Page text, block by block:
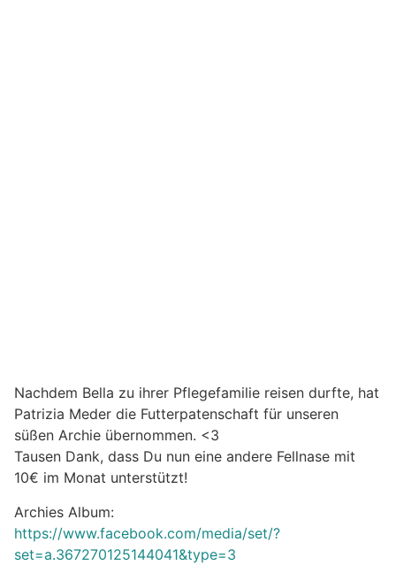
Nachdem Bella zu ihrer Pflegefamilie reisen durfte, hat
Patrizia Meder die Futterpatenschaft für unseren
süßen Archie übernommen. <3
Tausen Dank, dass Du nun eine andere Fellnase mit
10€ im Monat unterstützt!
Archies Album:
https://www.facebook.com/media/set/?
set=a.367270125144041&type=3